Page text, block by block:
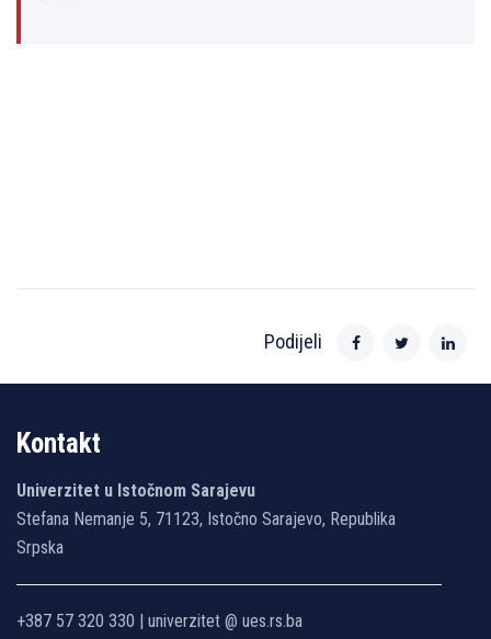
Podijeli
Kontakt
Univerzitet u Istočnom Sarajevu
Stefana Nemanje 5, 71123, Istočno Sarajevo, Republika
Srpska
+387 57 320 330 | univerzitet @ ues.rs.ba